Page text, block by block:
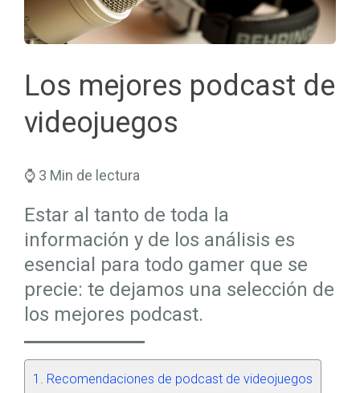
Seguros Salud
Seguros Viajes
Salud
Trabaja en Mapfre
Los mejores podcast de
videojuegos
⌚ 3 Min de lectura
Estar al tanto de toda la
información y de los análisis es
esencial para todo gamer que se
precie: te dejamos una selección de
los mejores podcast.
Recomendaciones de podcast de videojuegos